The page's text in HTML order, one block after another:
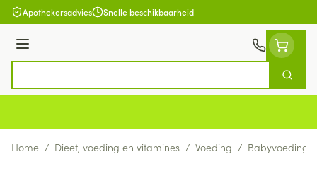
Ga naar de inhoud
Apothekersadvies Snelle beschikbaarheid
Menu
Zoek
Home / Dieet, voeding en vitamines / Voeding / Babyvoeding